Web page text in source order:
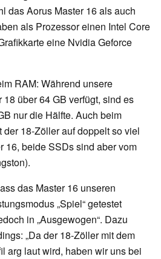
das Aorus Master 16 als auch
als Prozessor einen Intel Core
eine Nvidia Geforce
RAM: Während unsere
über 64 GB verfügt, sind es
nur die Hälfte. Auch beim
18-Zöller auf doppelt so viel
16, beide SSDs sind aber vom
das Master 16 unseren
„Spiel“ getestet
in „Ausgewogen“. Dazu
„Da der 18-Zöller mit dem
arg laut wird, haben wir uns bei